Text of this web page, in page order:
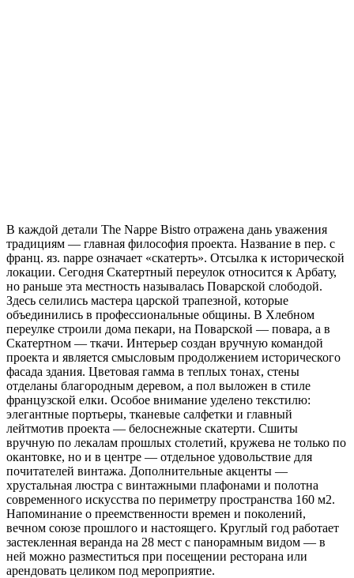
В каждой детали The Nappe Bistro отражена дань уважения
традициям — главная философия проекта. Название в пер. с
франц. яз. nappe означает «скатерть». Отсылка к исторической
локации. Сегодня Скатертный переулок относится к Арбату,
но раньше эта местность называлась Поварской слободой.
Здесь селились мастера царской трапезной, которые
объединились в профессиональные общины. В Хлебном
переулке строили дома пекари, на Поварской — повара, а в
Скатертном — ткачи. Интерьер создан вручную командой
проекта и является смысловым продолжением исторического
фасада здания. Цветовая гамма в теплых тонах, стены
отделаны благородным деревом, а пол выложен в стиле
французской елки. Особое внимание уделено текстилю:
элегантные портьеры, тканевые салфетки и главный
лейтмотив проекта — белоснежные скатерти. Сшиты
вручную по лекалам прошлых столетий, кружева не только по
окантовке, но и в центре — отдельное удовольствие для
почитателей винтажа. Дополнительные акценты —
хрустальная люстра с винтажными плафонами и полотна
современного искусства по периметру пространства 160 м2.
Напоминание о преемственности времен и поколений,
вечном союзе прошлого и настоящего. Круглый год работает
застекленная веранда на 28 мест с панорамным видом — в
ней можно разместиться при посещении ресторана или
арендовать целиком под мероприятие.